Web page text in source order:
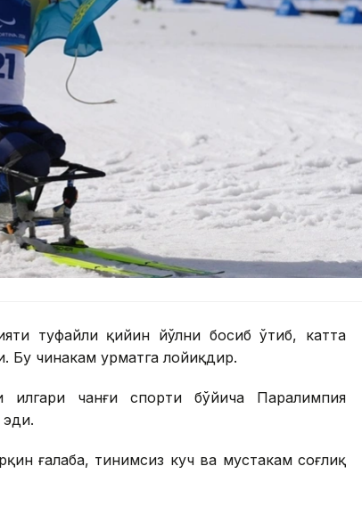
туфайли қийин йўлни босиб ўтиб, катта
Бу чинакам ҳурматга лойиқдир.
илгари чанғи спорти бўйича Паралимпия
эди.
ғалаба, тинимсиз куч ва мустаҳкам соғлиқ